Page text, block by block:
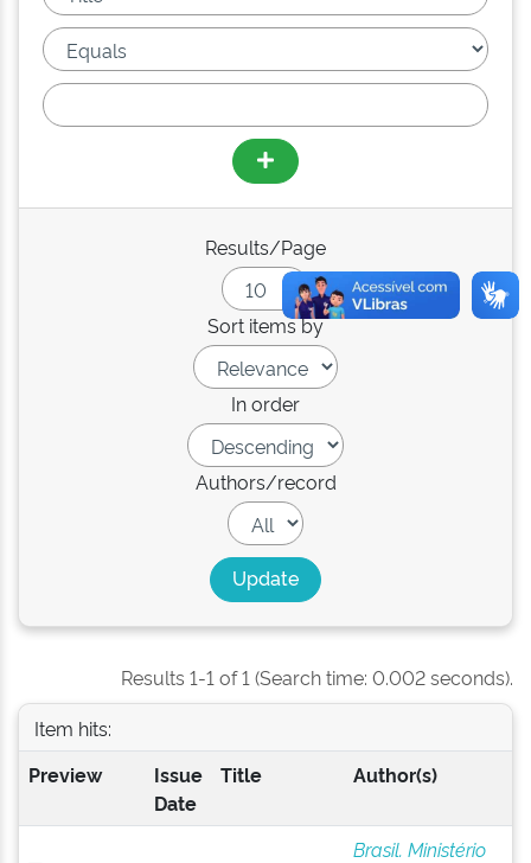
Results/Page
Sort items by
In order
Authors/record
Results 1-1 of 1 (Search time: 0.002 seconds).
Item hits:
Preview
Issue
Date
Title Author(s)
Brasil. Ministério